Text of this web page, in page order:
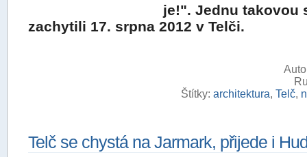
je!". Jednu takovou
zachytili 17. srpna 2012 v Telči.
Štítky: architektura, Telč,
Telč se chystá na Jarmark, přijede i